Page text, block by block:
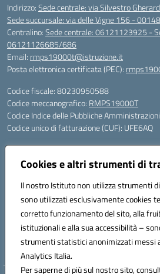
Cookies e altri strumenti di
Il nostro Istituto non utilizza strumenti
sono utilizzati esclusivamente cookies
corretto funzionamento del sito, alla
istituzionali e alla sua accessibilità –
strumenti statistici anonimizzati messi
Analytics Italia.
Per saperne di più sul nostro sito,
Indirizzo:Sede centrale: via Silvestro
Sede succursale: via delle Vigne 156 -
Centralino:Sede centrale: 06121123925 -
06121126685/686
Email: rmps19000t@istruzione.it
Posta elettronica certificata (PEC):
Codice fiscale: 80230950588
Codice meccanografico: RMPS19000T
Codice Indice delle Pubbliche
Codice unico di fatturazione (CUF): UFE6AQ
Via Silvestro Gherardi 87/89, 00146 Roma
Succursale: via delle Vigne 156, 00148
Mail: rmps19000t@istruzione.it - PEC:
Per contatti con il Dirigente Scolastico,
l'indirizzo mail rmps19000t@istruzione.it
Codice univoco ufficio: UFE6AQ
Codice fiscale: 80230950588